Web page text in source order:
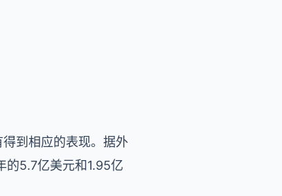
到相应的表现。据外
的5.7亿美元和1.95亿